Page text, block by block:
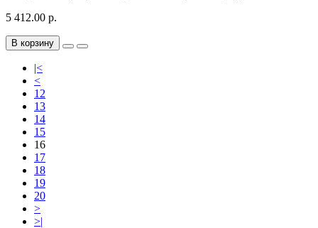
5 412.00 р.
В корзину
|<
<
12
13
14
15
16
17
18
19
20
>
>|